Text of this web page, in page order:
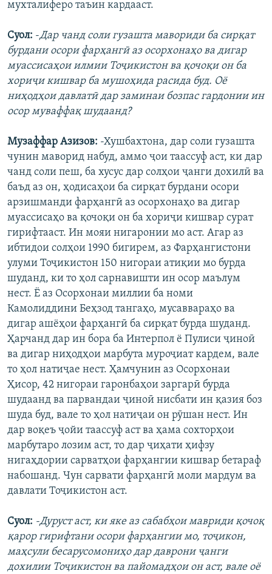
мухталиферо таъин кардааст.
Суол: -Дар чанд соли гузашта мавориди ба сирқат
бурдани осори фарҳангӣ аз осорхонаҳо ва дигар
муассисаҳои илмии Тоҷикистон ва қочоқи он ба
хориҷи кишвар ба мушоҳида расида буд. Оё
ниҳодҳои давлатӣ дар заминаи бозпас гардонии ин
осор муваффақ шудаанд?
Музаффар Азизов: -Хушбахтона, дар соли гузашта
чунин маворид набуд, аммо ҷои таассуф аст, ки дар
чанд соли пеш, ба хусус дар солҳои ҷанги дохилӣ ва
баъд аз он, ҳодисаҳои ба сирқат бурдани осори
арзишманди фарҳангӣ аз осорхонаҳо ва дигар
муассисаҳо ва қочоқи он ба хориҷи кишвар сурат
гирифтааст. Ин мояи нигаронии мо аст. Агар аз
ибтидои солҳои 1990 бигирем, аз Фарҳангистони
улуми Тоҷикистон 150 нигораи атиқии мо бурда
шуданд, ки то ҳол сарнавишти ин осор маълум
нест. Ё аз Осорхонаи миллии ба номи
Камолиддини Беҳзод тангаҳо, мусаввараҳо ва
дигар ашёҳои фарҳангӣ ба сирқат бурда шуданд.
Ҳарчанд дар ин бора ба Интерпол ё Пулиси ҷиноӣ
ва дигар ниҳодҳои марбута муроҷиат кардем, вале
то ҳол натиҷае нест. Ҳамчунин аз Осорхонаи
Ҳисор, 42 нигораи гаронбаҳои заргарӣ бурда
шудаанд ва парвандаи ҷиноӣ нисбати ин қазия боз
шуда буд, вале то ҳол натиҷаи он рӯшан нест. Ин
дар воқеъ ҷойи таассуф аст ва ҳама сохторҳои
марбутаро лозим аст, то дар ҷиҳати ҳифзу
нигаҳдории сарватҳои фарҳангии кишвар бетараф
набошанд. Чун сарвати фарҳангӣ моли мардум ва
давлати Тоҷикистон аст.
Суол: -Дуруст аст, ки яке аз сабабҳои мавриди қочоқ
қарор гирифтани осори фарҳангии мо, тоҷикон,
маҳсули бесарусомониҳо дар даврони ҷанги
дохилии Тоҷикистон ва пайомадҳои он аст, вале оё